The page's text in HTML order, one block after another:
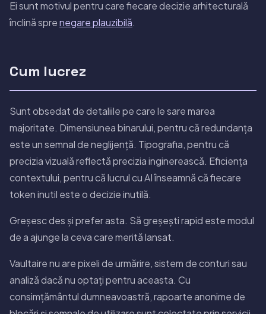
Ei sunt motivul pentru care fiecare decizie arhitecturală
înclină sprenegare plauzibilă.
Cum lucrez
Sunt obsedat de detaliile pe care le sare marea
majoritate. Dimensiunea binarului, pentru că redundanța
este un semnal de neglijență. Tipografia, pentru că
precizia vizuală reflectă precizia inginerească. Eficiența
contextului, pentru că lucrul cu AI înseamnă că fiecare
token inutil este o decizie inutilă.
Greșesc des și prefer asta. Să greșești rapid este modul
de a ajunge la ceva care merită lansat.
Vaultaire nu are pixeli de urmărire, sistem de conturi sau
analiză dacă nu optați pentru aceasta. Cu
consimțământul dumneavoastră, rapoarte anonime de